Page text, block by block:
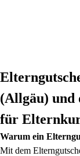
(Allgäu) und
für
Warum ein
Mit dem